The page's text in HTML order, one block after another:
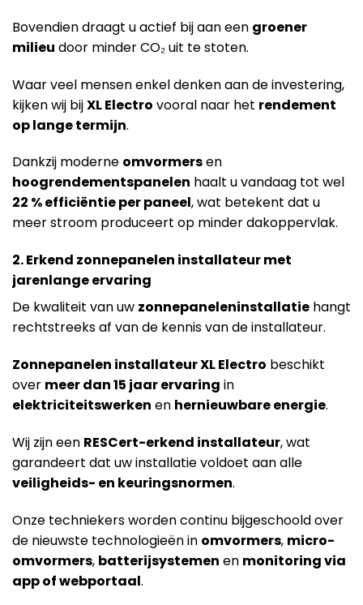
Bovendien draagt u actief bij aan een groener
milieu door minder CO₂ uit te stoten.
Waar veel mensen enkel denken aan de investering,
kijken wij bijXL Electro vooral naar het rendement
op lange termijn.
Dankzij moderne omvormersen
hoogrendementspanelen haalt u vandaag tot wel
22 % efficiëntie per paneel, wat betekent dat u
meer stroom produceert op minder dakoppervlak.
2. Erkend zonnepanelen installateur met
jarenlange ervaring
De kwaliteit van uw zonnepaneleninstallatie hangt
rechtstreeks af van de kennis van de installateur.
Zonnepanelen installateur XL Electro beschikt
over meer dan 15 jaar ervaring in
elektriciteitswerken en hernieuwbare energie.
Wij zijn een RESCert-erkend installateur, wat
garandeert dat uw installatie voldoet aan alle
veiligheids- en keuringsnormen.
Onze techniekers worden continu bijgeschoold over
de nieuwste technologieën in omvormers, micro-
omvormers, batterijsystemen en monitoring via
app of webportaal.